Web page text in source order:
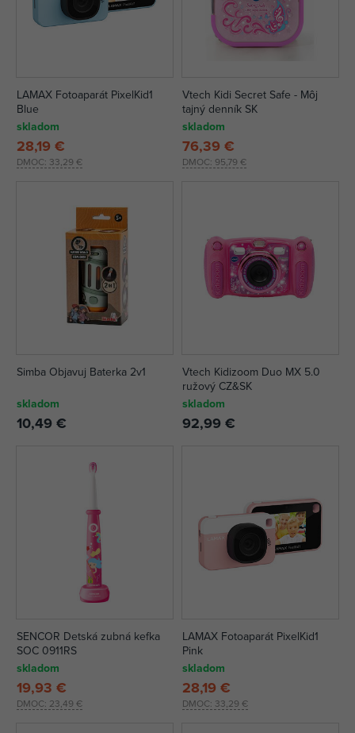
LAMAX Fotoaparát PixelKid1
Blue
skladom
DMOC: 33,29 €
28,19 €
Vtech Kidi Secret Safe - Môj
tajný denník SK
skladom
DMOC: 95,79 €
76,39 €
Simba Objavuj Baterka 2v1
skladom
10,49 €
Vtech Kidizoom Duo MX 5.0
ružový CZ&SK
skladom
92,99 €
SENCOR Detská zubná kefka
SOC 0911RS
skladom
DMOC: 23,49 €
19,93 €
LAMAX Fotoaparát PixelKid1
Pink
skladom
DMOC: 33,29 €
28,19 €